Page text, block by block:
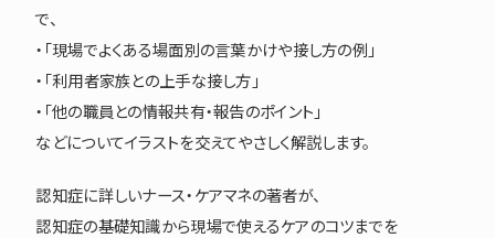
で、
・「現場でよくある場面別の言葉かけや接し方の例」
・「利用者家族との上手な接し方」
・「他の職員との情報共有・報告のポイント」
などについてイラストを交えてやさしく解説します。
認知症に詳しいナース・ケアマネの著者が、
認知症の基礎知識から現場で使えるケアのコツまでを